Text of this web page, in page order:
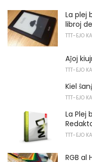
La plej
libroj
TTT-EJO
Aĵoj
TTT-EJO
Kiel
TTT-EJO
La Plej
TTT-EJO
RGB al